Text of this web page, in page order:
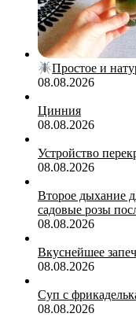
Простое и
08.08.2026
Цинния
08.08.2026
Устройство
08.08.2026
Второе дыхание
садовые розы
08.08.2026
Вкуснейшее
08.08.2026
Суп с
08.08.2026